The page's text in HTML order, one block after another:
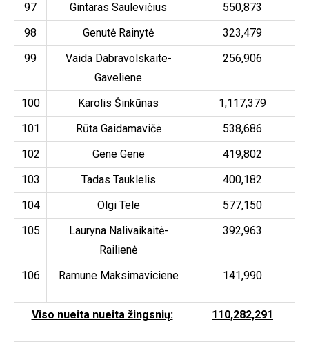
97
Gintaras Saulevičius
550,873
98
Genutė Rainytė
323,479
99
Vaida Dabravolskaite-
Gaveliene
256,906
100 Karolis Šinkūnas
1,117,379
101
Rūta Gaidamavičė
538,686
102
Gene Gene
419,802
103
Tadas Tauklelis
400,182
104
Olgi Tele
577,150
105
Lauryna Nalivaikaitė-
Railienė
392,963
106 Ramune Maksimaviciene 141,990
Viso nueita nueita žingsnių: 110,282,291